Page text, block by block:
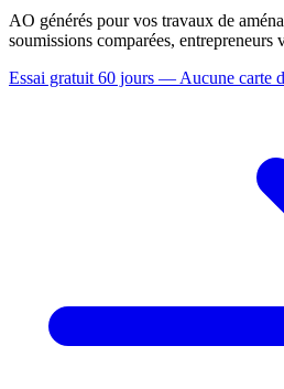
AO générés pour vos travaux de
soumissions comparées, entrepreneurs
Essai gratuit 60 jours — Aucune carte